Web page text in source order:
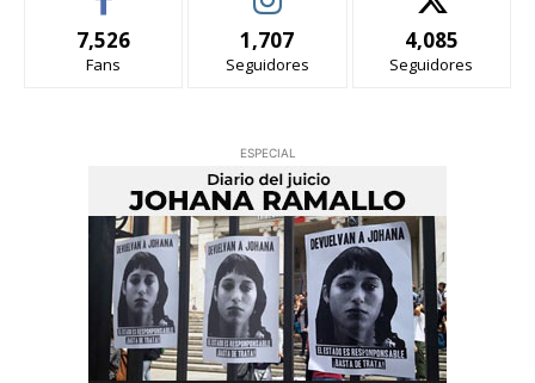
7,526
Fans
1,707
Seguidores
4,085
Seguidores
ESPECIAL